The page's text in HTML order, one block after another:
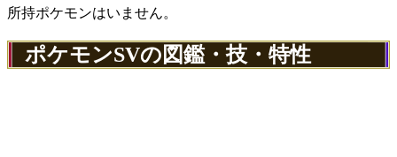
所持ポケモンはいません。
ポケモンSVの図鑑・技・特性